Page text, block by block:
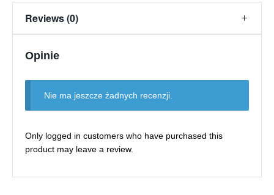
Reviews (0)
Opinie
Nie ma jeszcze żadnych recenzji.
Only logged in customers who have purchased this
product may leave a review.